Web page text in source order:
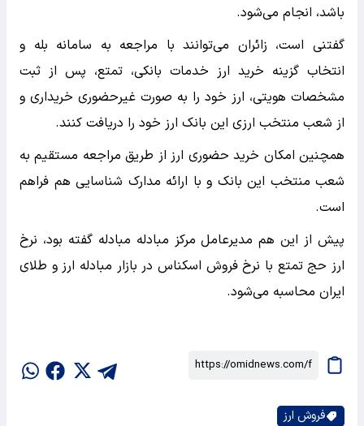
باشد، انجام می‌شود.
گفتنی است، زائران می‌توانند با مراجعه به سامانه بله و
انتخاب گزینه خرید ارز خدمات بانکی، تمتع، پس از ثبت
مشخصات هویتی، ارز خود را به صورت غیرحضوری خریداری و
از شعب منتخب ارزی این بانک ارز خود را دریافت کنند.
همچنین امکان خرید حضوری ارز از طریق مراجعه مستقیم به
شعب منتخب این بانک و با ارائه مدارک شناسایی هم فراهم
است.
پیش از این هم مدیرعامل مرکز مبادله مبادله گفته بود، نرخ
ارز حج تمتع با نرخ فروش اسکناس در بازار مبادله ارز و طلای
ایران محاسبه می‌شود.
فروش ارز